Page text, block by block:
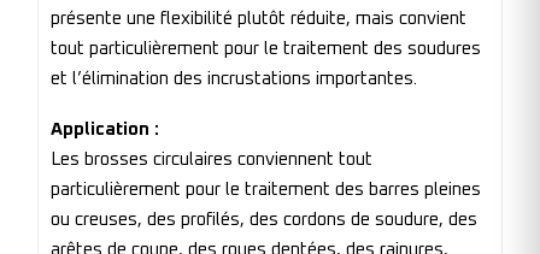
présente une flexibilité plutôt réduite, mais convient
tout particulièrement pour le traitement des soudures
et l’élimination des incrustations importantes.
Application :
Les brosses circulaires conviennent tout
particulièrement pour le traitement des barres pleines
ou creuses, des profilés, des cordons de soudure, des
arêtes de coupe, des roues dentées, des rainures,